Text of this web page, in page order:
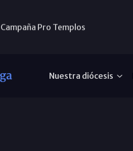
Pro Templos
Nuestra diócesis